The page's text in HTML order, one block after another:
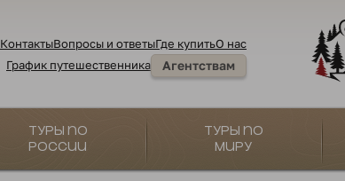
КонтактыВопросы и ответыГде купитьО нас
График путешественника
Агентствам
Туры по
России
Туры по
миру